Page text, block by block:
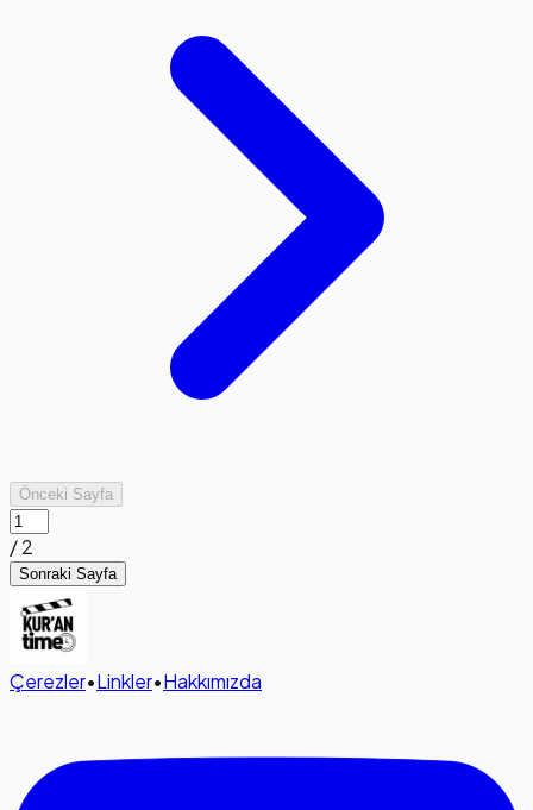
Önceki Sayfa
/2
Sonraki Sayfa
Çerezler•Linkler•Hakkımızda